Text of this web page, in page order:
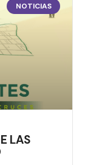
NOTICIAS
LAS